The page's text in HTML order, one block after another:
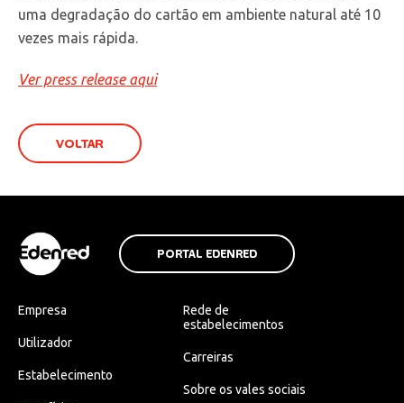
uma degradação do cartão em ambiente natural até 10
vezes mais rápida.
Ver press release aqui
VOLTAR
PORTAL EDENRED
Empresa
Utilizador
Estabelecimento
Rede de
estabelecimentos
Carreiras
Sobre os vales sociais